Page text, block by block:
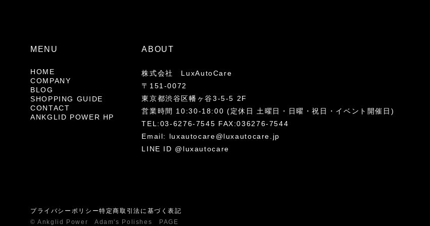
ABOUT
株式会社 LuxAutoCare
〒151-0072
東京都渋谷区幡ヶ谷3-5-5 2F
営業時間 10:30-18:00 (定休日 土曜日・日曜・祝日・イベント開催日)
TEL:03-6276-7545 FAX:036276-7544
Email: luxautocare@luxautocare.jp
LINE ID @luxautocare
MENU
HOME
COMPANY
BLOG
SHOPPING GUIDE
CONTACT
ANKGLID POWER HP
プライバシーポリシー特定商取引法に基づく表記
© Ankglid Power Adam's Polishes PAGE